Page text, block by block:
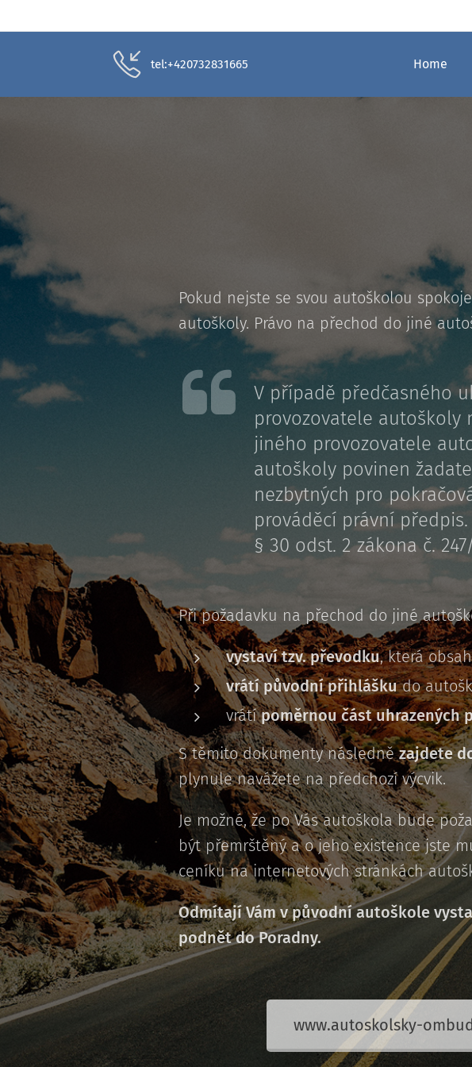
tel:+420732831665 Home
Pokud nejste se svou autoškolou
autoškoly. Právo na přechod do jiné
V případě předčasného
provozovatele autoškoly
jiného provozovatele
autoškoly povinen
nezbytných pro
prováděcí právní předpis.
§ 30 odst. 2 zákona č.
Při požadavku na přechod do jiné
vystaví tzv. převodku, která
vrátí původní přihláškudo
vrátípoměrnou část uhrazených
S těmito dokumenty následnězajdete
plynule navážete na předchozí výcvik.
Je možné, že po Vás autoškola bude
být přemrštěný a o jeho existence jste
ceníku na internetových stránkách
Odmítají Vám v původní autoškole
podnět do Poradny.
www.autoskolsky-